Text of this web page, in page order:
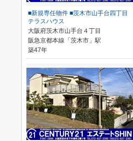
■新規専任物件 ■茨木市山手台四丁目
テラスハウス
大阪府茨木市山手台４丁目
阪急京都本線「茨木市」駅
築47年